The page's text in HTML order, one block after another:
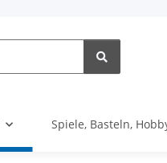
Spiele, Basteln,